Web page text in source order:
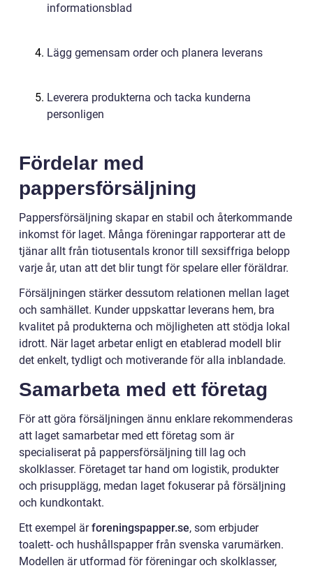
informationsblad
Lägg gemensam order och planera leverans
Leverera produkterna och tacka kunderna
personligen
Fördelar med
pappersförsäljning
Pappersförsäljning skapar en stabil och återkommande
inkomst för laget. Många föreningar rapporterar att de
tjänar allt från tiotusentals kronor till sexsiffriga belopp
varje år, utan att det blir tungt för spelare eller föräldrar.
Försäljningen stärker dessutom relationen mellan laget
och samhället. Kunder uppskattar leverans hem, bra
kvalitet på produkterna och möjligheten att stödja lokal
idrott. När laget arbetar enligt en etablerad modell blir
det enkelt, tydligt och motiverande för alla inblandade.
Samarbeta med ett företag
För att göra försäljningen ännu enklare rekommenderas
att laget samarbetar med ett företag som är
specialiserat på pappersförsäljning till lag och
skolklasser. Företaget tar hand om logistik, produkter
och prisupplägg, medan laget fokuserar på försäljning
och kundkontakt.
Ett exempel ärforeningspapper.se, som erbjuder
toalett- och hushållspapper från svenska varumärken.
Modellen är utformad för föreningar och skolklasser,